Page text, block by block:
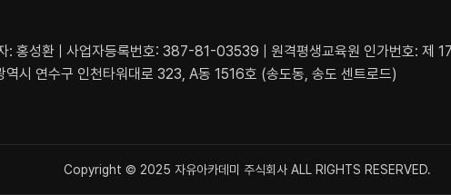
: 홍성환 | 사업자등록번호: 387-81-03539 | 원격평생교육원 인가번호: 제
시 연수구 인천타워대로 323, A동 1516호 (송도동, 송도 센트로드)
Copyright © 2025 자유아카데미 주식회사 ALL RIGHTS RESERVED.